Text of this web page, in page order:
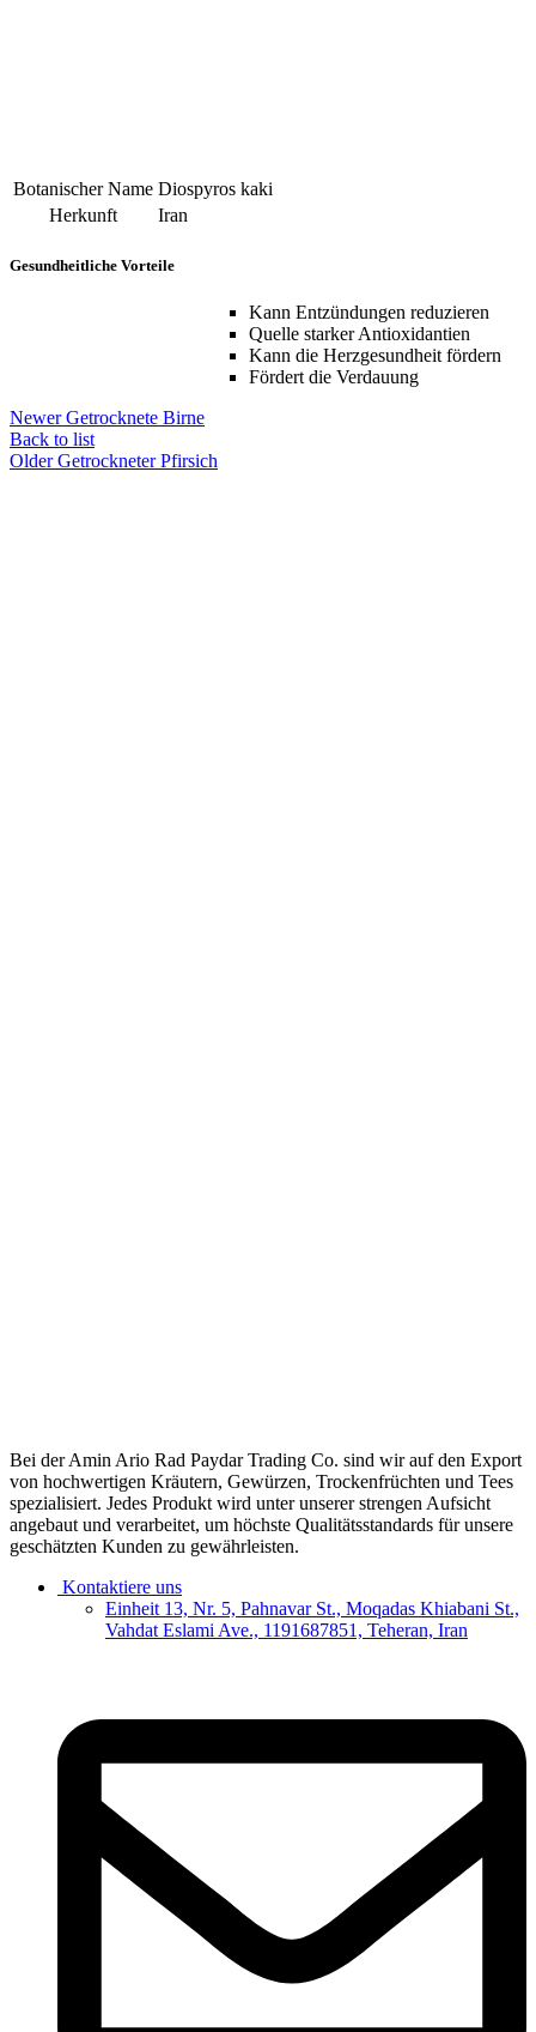
Botanischer Name Diospyros kaki
Herkunft
Iran
Gesundheitliche Vorteile
Kann Entzündungen reduzieren
Quelle starker Antioxidantien
Kann die Herzgesundheit fördern
Fördert die Verdauung
Newer Getrocknete Birne
Back to list
Older Getrockneter Pfirsich
Bei der Amin Ario Rad Paydar Trading Co. sind wir auf den Export
von hochwertigen Kräutern, Gewürzen, Trockenfrüchten und Tees
spezialisiert. Jedes Produkt wird unter unserer strengen Aufsicht
angebaut und verarbeitet, um höchste Qualitätsstandards für unsere
geschätzten Kunden zu gewährleisten.
Kontaktiere uns
Einheit 13, Nr. 5, Pahnavar St., Moqadas Khiabani St.,
Vahdat Eslami Ave., 1191687851, Teheran, Iran